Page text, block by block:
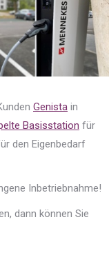
Genista in
Basisstation für
den Eigenbedarf
Inbetriebnahme!
dann können Sie